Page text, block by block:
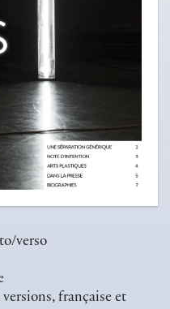
verso
versions, française et